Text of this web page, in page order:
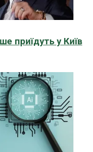
приїдуть у Київ